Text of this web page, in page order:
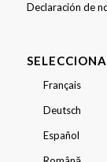
Declaración de
Français
Deutsch
Español